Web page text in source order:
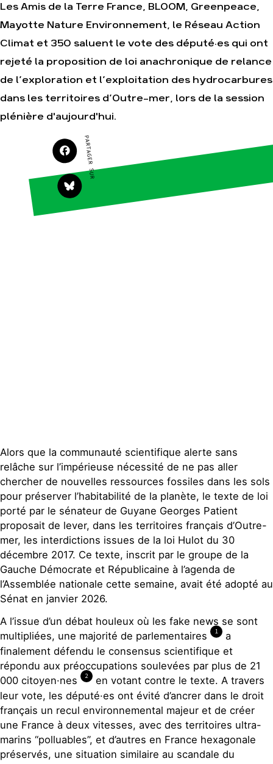
Agir
terrain
Agir au quotidien
Soutenir les
Transmettre tout ou
partie de son
patrimoine
Télécharger
gratuitement les
guides éco-citoyens
Nos
Climat – Énergie
Surproduction
Agriculture
Forêts
Les Amis de la Terre France, BLOOM, Greenpeace,
Mayotte Nature Environnement, le Réseau Action
Climat et 350 saluent le vote des député·es qui ont
rejeté la proposition de loi anachronique de relance
de l’exploration et l’exploitation des hydrocarbures
dans les territoires d’Outre-mer, lors de la session
plénière d'aujourd'hui.
PARTAGER SUR
Alors que la communauté scientifique alerte sans
relâche sur l’impérieuse nécessité de ne pas aller
chercher de nouvelles ressources fossiles dans les sols
pour préserver l’habitabilité de la planète, le texte de loi
porté par le sénateur de Guyane Georges Patient
proposait de lever, dans les territoires français d’Outre-
mer, les interdictions issues de la loi Hulot du 30
décembre 2017. Ce texte, inscrit par le groupe de la
Gauche Démocrate et Républicaine à l’agenda de
l’Assemblée nationale cette semaine, avait été adopté au
Sénat en janvier 2026.
A l’issue d’un débat houleux où les fake news se sont
multipliées, une majorité de parlementaires
1
a
finalement défendu le consensus scientifique et
répondu aux préoccupations soulevées par plus de 21
000 citoyen·nes
2
en votant contre le texte. A travers
leur vote, les député·es ont évité d’ancrer dans le droit
français un recul environnemental majeur et de créer
une France à deux vitesses, avec des territoires ultra-
marins “polluables”, et d’autres en France hexagonale
préservés, une situation similaire au scandale du